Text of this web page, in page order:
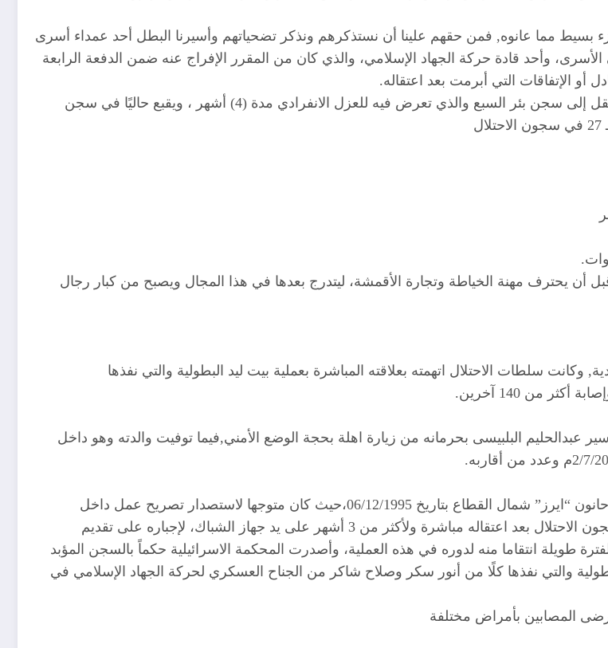
بسيط مما عانوه, فمن حقهم علينا أن نستذكرهم ونذكر تضحياتهم وأسيرنا البطل أحد عمداء أسرى
وأحد قادة حركة الجهاد الإسلامي، والذي كان من المقرر الإفراج عنه ضمن الدفعة الرابعة
الإتفاقات التي أبرمت بعد اعتقاله.
وتنقل الأسير عبد الحليم بين عدة سجون كان أولها سجن المجدل ومن ثم تنقل إلى سجن بئر السبع والذي تعرض فيه للعزل الانفرادي مدة (4) أشهر ، ويقبع حاليًا في سجن
أن يحترف مهنة الخياطة وتجارة الأقمشة، ليتدرج بعدها في هذا المجال ويصبح من كبار رجال
وكانت سلطات الاحتلال اتهمته بعلاقته المباشرة بعملية بيت ليد البطولية والتي نفذها
عبدالحليم البلبيسى بحرمانه من زيارة اهلة بحجة الوضع الأمني,فيما توفيت والدته وهو داخل
اعتقلت قوات الاحتلال الصهيوني الأسير عبدالحليم البلبيسى على معبر بيت حانون “ايرز” شمال القطاع بتاريخ 06/12/1995،حيث كان متوجها لاستصدار تصريح عمل داخل
الأراضي المحتلة وتعرض لجولات كثيرة من التحقيق القاسي والعنيف في سجون الاحتلال بعد اعتقاله مباشرة ولأكثر من 3 أشهر على يد جهاز الشباك، لإجباره على تقديم
طويلة انتقاما منه لدوره في هذه العملية، وأصدرت المحكمة الاسرائيلية حكماً بالسجن المؤبد
والتي نفذها كلًا من أنور سكر وصلاح شاكر من الجناح العسكري لحركة الجهاد الإسلامي في
المصابين بأمراض مختلفة